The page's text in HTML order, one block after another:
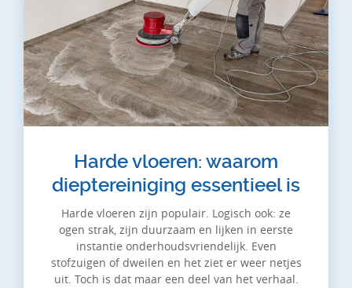
Harde vloeren: waarom
dieptereiniging essentieel is
Harde vloeren zijn populair. Logisch ook: ze
ogen strak, zijn duurzaam en lijken in eerste
instantie onderhoudsvriendelijk. Even
stofzuigen of dweilen en het ziet er weer netjes
uit. Toch is dat maar een deel van het verhaal.